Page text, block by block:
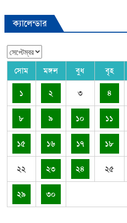
ক্যালেন্ডার
সোম মঙ্গল বুধ বৃহ
১ ২ ৩ ৪
৮ ৯ ১০ ১১
১৫ ১৬ ১৭ ১৮
২২ ২৩ ২৪ ২৫
২৯ ৩০